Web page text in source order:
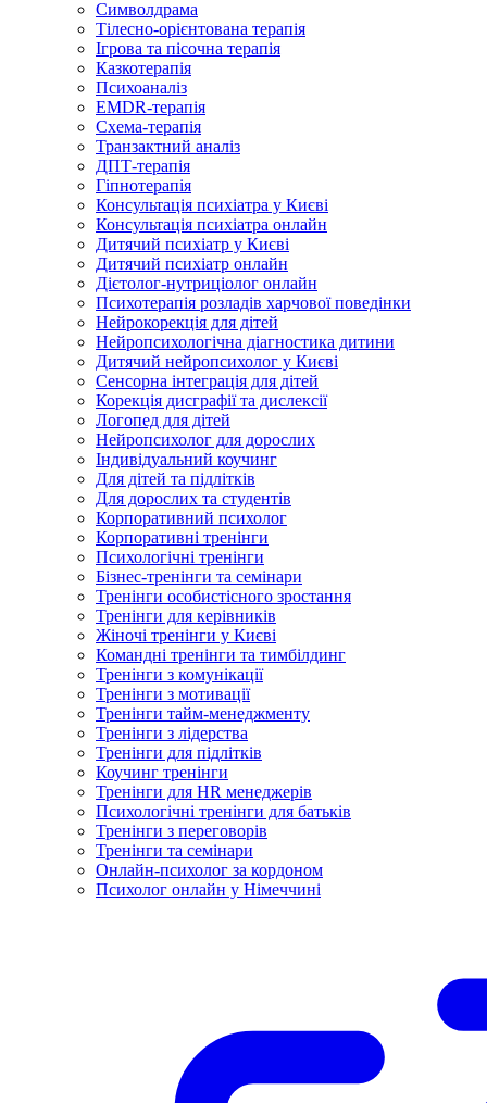
Символдрама
Тілесно-орієнтована терапія
Ігрова та пісочна терапія
Казкотерапія
Психоаналіз
EMDR-терапія
Схема-терапія
Транзактний аналіз
ДПТ-терапія
Гіпнотерапія
Консультація психіатра у Києві
Консультація психіатра онлайн
Дитячий психіатр у Києві
Дитячий психіатр онлайн
Дієтолог-нутриціолог онлайн
Психотерапія розладів харчової поведінки
Нейрокорекція для дітей
Нейропсихологічна діагностика дитини
Дитячий нейропсихолог у Києві
Сенсорна інтеграція для дітей
Корекція дисграфії та дислексії
Логопед для дітей
Нейропсихолог для дорослих
Індивідуальний коучинг
Для дітей та підлітків
Для дорослих та студентів
Корпоративний психолог
Корпоративні тренінги
Психологічні тренінги
Бізнес-тренінги та семінари
Тренінги особистісного зростання
Тренінги для керівників
Жіночі тренінги у Києві
Командні тренінги та тимбілдинг
Тренінги з комунікації
Тренінги з мотивації
Тренінги тайм-менеджменту
Тренінги з лідерства
Тренінги для підлітків
Коучинг тренінги
Тренінги для HR менеджерів
Психологічні тренінги для батьків
Тренінги з переговорів
Тренінги та семінари
Онлайн-психолог за кордоном
Психолог онлайн у Німеччині